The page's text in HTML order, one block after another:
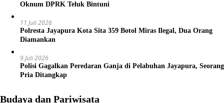
Oknum DPRK Teluk Bintuni
11 Juli 2026
Polresta Jayapura Kota Sita 359 Botol Miras Ilegal, Dua Orang
Diamankan
9 Juli 2026
Polisi Gagalkan Peredaran Ganja di Pelabuhan Jayapura, Seorang
Pria Ditangkap
Budaya dan Pariwisata